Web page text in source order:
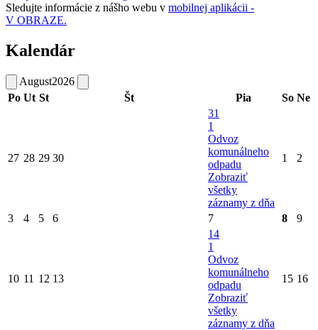
Sledujte informácie z nášho webu v mobilnej aplikácii -
V OBRAZE.
Kalendár
August2026
Po Ut St Št Pia So Ne
27 28 29 30
31
1
Odvoz
komunálneho
odpadu
Zobraziť
všetky
záznamy z dňa
1 2
3 4 5 6 7 8 9
10 11 12 13
14
1
Odvoz
komunálneho
odpadu
Zobraziť
všetky
záznamy z dňa
15 16